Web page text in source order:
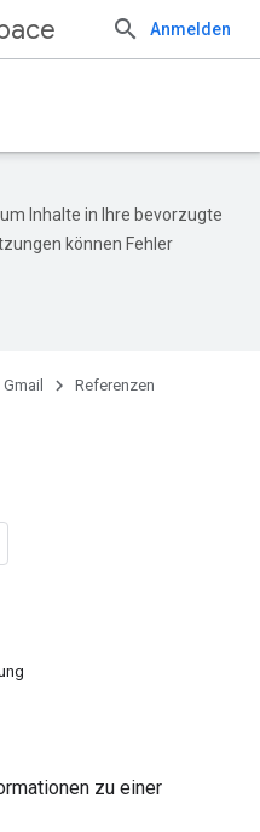
Anmelden
Inhalte in Ihre bevorzugte
können Fehler
Gmail Referenzen
zu einer